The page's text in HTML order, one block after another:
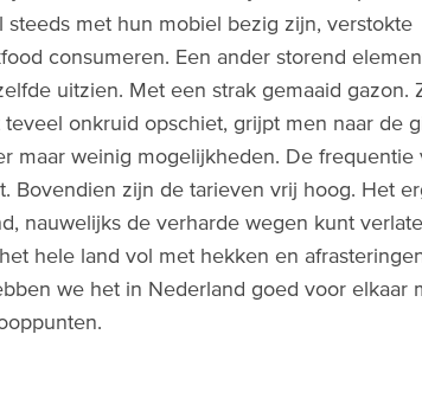
met hun mobiel bezig zijn, verstokte
consumeren. Een ander storend
uitzien. Met een strak gemaaid gazon.
onkruid opschiet, grijpt men naar de
maar weinig mogelijkheden. De frequentie
Bovendien zijn de tarieven vrij hoog. Het
nauwelijks de verharde wegen kunt
hele land vol met hekken en
we het in Nederland goed voor elkaar